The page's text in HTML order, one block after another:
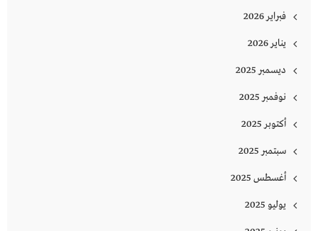
فبراير 2026
يناير 2026
ديسمبر 2025
نوفمبر 2025
أكتوبر 2025
سبتمبر 2025
أغسطس 2025
يوليو 2025